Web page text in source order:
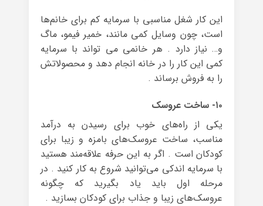
این کار شغل مناسبی با سرمایه کم برای خانم‌ها
است، چون وسایل کمی مانند، خمیر فیمو، ماگ
و… نیاز دارد . هر خانمی می تواند با سرمایه
کمی این کار را در خانه انجام دهد و محصولاتش
را به فروش برساند .
۱۰- ساخت عروسک
یکی از راه‌های خوب برای رسیدن به درآمد
مناسب، ساخت عروسک‌های بامزه و زیبا برای
کودکان است . اگر به این حرفه علاقه‌مند هستید
با سرمایه اندکی می‌توانید شروع به کار کنید . در
مرحله اول باید یاد بگیرید که چگونه
عروسک‌های زیبا و جذاب برای کودکان بسازید .